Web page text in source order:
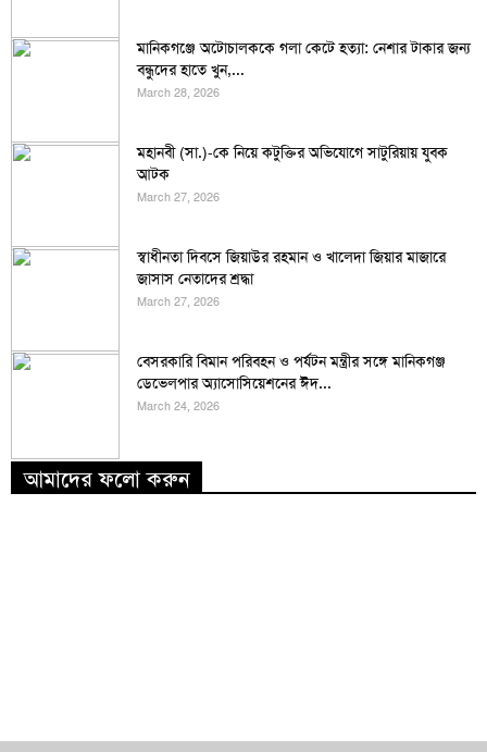
মানিকগঞ্জে অটোচালককে গলা কেটে হত্যা: নেশার টাকার জন্য
বন্ধুদের হাতে খুন,...
March 28, 2026
মহানবী (সা.)-কে নিয়ে কটুক্তির অভিযোগে সাটুরিয়ায় যুবক
আটক
March 27, 2026
স্বাধীনতা দিবসে জিয়াউর রহমান ও খালেদা জিয়ার মাজারে
জাসাস নেতাদের শ্রদ্ধা
March 27, 2026
বেসরকারি বিমান পরিবহন ও পর্যটন মন্ত্রীর সঙ্গে মানিকগঞ্জ
ডেভেলপার অ্যাসোসিয়েশনের ঈদ...
March 24, 2026
আমাদের ফলো করুন